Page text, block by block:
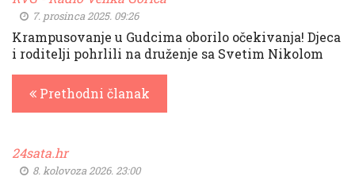
7. prosinca 2025. 09:26
Krampusovanje u Gudcima oborilo očekivanja! Djeca
i roditelji pohrlili na druženje sa Svetim Nikolom
Prethodni članak
24sata.hr
8. kolovoza 2026. 23:00